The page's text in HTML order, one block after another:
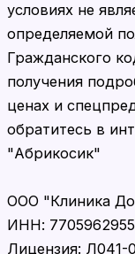
условиях не
определяемой
Гражданского
получения
ценах и
обратитесь в
"Абрикосик"
ООО "Клиника
ИНН:
Лицензия: Л041-